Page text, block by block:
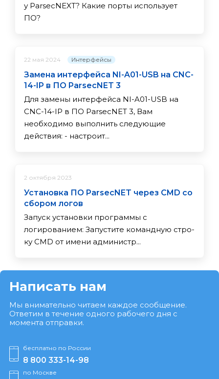
у ParsecNEXT? Какие порты использует
ПО?
22 мая 2024 Интерфейсы
Замена интерфейса NI-A01-USB на CNC-
14-IP в ПО ParsecNET 3
Для замены интерфейса NI-A01-USB на
CNC-14-IP в ПО ParsecNET 3, Вам
необходимо выполнить следующие
действия: - настроит...
2 октября 2023
Установка ПО ParsecNET через CMD со
сбором логов
Запуск установки программы с
логированием: За­пус­ти­те ко­ман­дную стро­
ку CMD от име­ни ад­ми­нис­тр...
Написать нам
Мы внимательно читаем каждое сообщение.
Ответим в течение одного рабочего дня с
момента отправки.
бесплатно по России
8 800 333-14-98
по Москве